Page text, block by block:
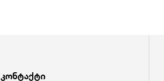
კონტაქტი